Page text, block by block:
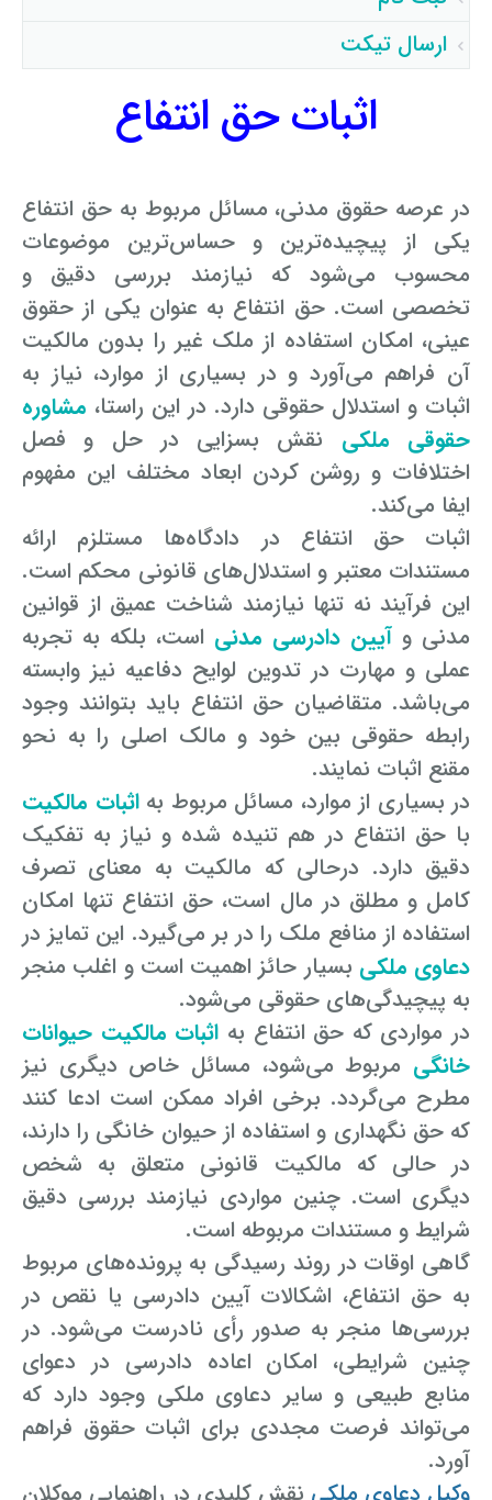
توسط اپراتور تائید شد ساعت ۹:۳۱:۱۵ تاریخ ۱۴۰۵/۵/۱۰
فرزانه بهرامی گرامی : سوال حقوقی شما با موفقیت توسط
اپراتور تائید شد ساعت ۱۷:۷:۳ تاریخ ۱۴۰۵/۵/۸
ساناز ک گرامی : سوال حقوقی شما با موفقیت توسط اپراتور
تائید شد ساعت ۱۲:۱۶:۱۹ تاریخ ۱۴۰۵/۵/۵
ارسال تیکت
اثبات حق انتفاع
در عرصه حقوق مدنی، مسائل مربوط به حق انتفاع
یکی از پیچیده‌ترین و حساس‌ترین موضوعات
محسوب می‌شود که نیازمند بررسی دقیق و
تخصصی است. حق انتفاع به عنوان یکی از حقوق
عینی، امکان استفاده از ملک غیر را بدون مالکیت
آن فراهم می‌آورد و در بسیاری از موارد، نیاز به
اثبات و استدلال حقوقی دارد. در این راستا، مشاوره
حقوقی ملکی نقش بسزایی در حل و فصل
اختلافات و روشن کردن ابعاد مختلف این مفهوم
ایفا می‌کند.
اثبات حق انتفاع در دادگاه‌ها مستلزم ارائه
مستندات معتبر و استدلال‌های قانونی محکم است.
این فرآیند نه تنها نیازمند شناخت عمیق از قوانین
مدنی و آیین دادرسی مدنی است، بلکه به تجربه
عملی و مهارت در تدوین لوایح دفاعیه نیز وابسته
می‌باشد. متقاضیان حق انتفاع باید بتوانند وجود
رابطه حقوقی بین خود و مالک اصلی را به نحو
مقنع اثبات نمایند.
در بسیاری از موارد، مسائل مربوط بهاثبات مالکیت
با حق انتفاع در هم تنیده شده و نیاز به تفکیک
دقیق دارد. درحالی که مالکیت به معنای تصرف
کامل و مطلق در مال است، حق انتفاع تنها امکان
استفاده از منافع ملک را در بر می‌گیرد. این تمایز در
دعاوی ملکی بسیار حائز اهمیت است و اغلب منجر
به پیچیدگی‌های حقوقی می‌شود.
در مواردی که حق انتفاع به اثبات مالکیت حیوانات
خانگی مربوط می‌شود، مسائل خاص دیگری نیز
مطرح می‌گردد. برخی افراد ممکن است ادعا کنند
که حق نگهداری و استفاده از حیوان خانگی را دارند،
در حالی که مالکیت قانونی متعلق به شخص
دیگری است. چنین مواردی نیازمند بررسی دقیق
شرایط و مستندات مربوطه است.
گاهی اوقات در روند رسیدگی به پرونده‌های مربوط
به حق انتفاع، اشکالات آیین دادرسی یا نقص در
بررسی‌ها منجر به صدور رأی نادرست می‌شود. در
چنین شرایطی، امکان اعاده دادرسی در دعوای
منابع طبیعی و سایر دعاوی ملکی وجود دارد که
می‌تواند فرصت مجددی برای اثبات حقوق فراهم
آورد.